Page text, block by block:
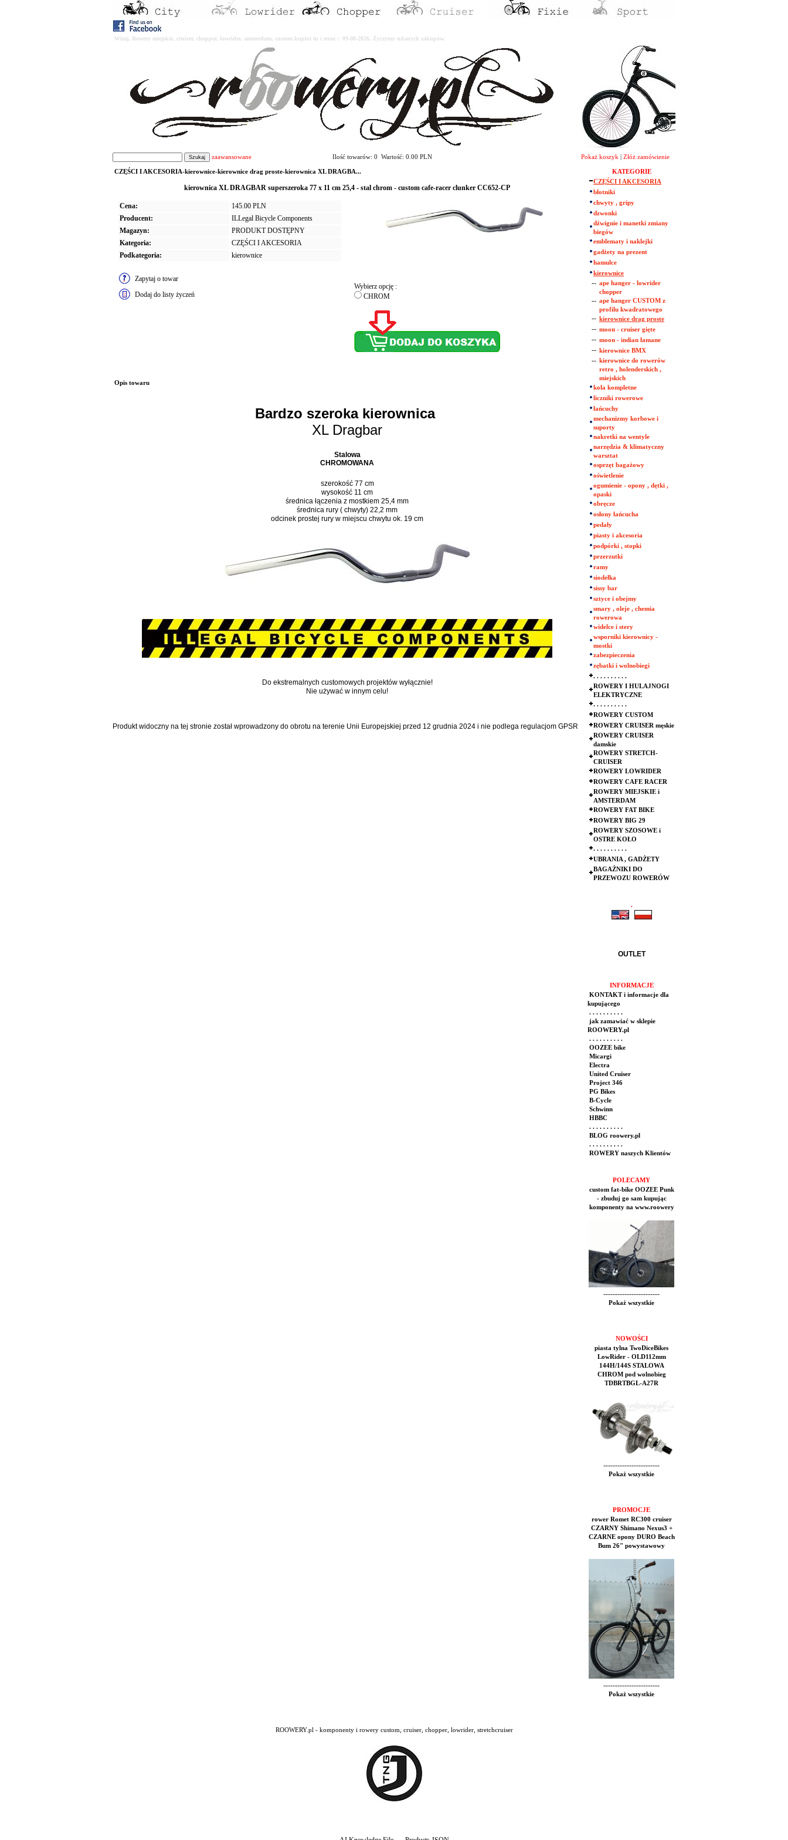
Witaj. Rowery miejskie, cruiser, chopper, lowrider, amsterdam, custom kupisz tu i teraz : 09-08-2026. Życzymy udanych zakupów.
zaawansowane Ilość towarów: 0 Wartość: 0.00 PLN Pokaż koszyk Złóż zamówienie
CZĘŚCI I AKCESORIA-kierownice-kierownice drag proste-kierownica XL DRAGBA...
kierownica XL DRAGBAR superszeroka 77 x 11 cm 25,4 - stal chrom - custom cafe-racer clunker CC652-CP
Cena:
145.00 PLN
Producent:
ILLegal Bicycle Components
Magazyn:
PRODUKT DOSTĘPNY
Kategoria:
CZĘŚCI I AKCESORIA
Podkategoria:
kierownice
Zapytaj o towar
Dodaj do listy życzeń
Wybierz opcję :
CHROM
Opis towaru
Bardzo szeroka kierownica
XL Dragbar
Stalowa
CHROMOWANA
szerokość 77 cm
wysokość 11 cm
średnica łączenia z mostkiem 25,4 mm
średnica rury ( chwyty) 22,2 mm
odcinek prostej rury w miejscu chwytu ok. 19 cm
Do ekstremalnych customowych projektów wyłącznie!
Nie używać w innym celu!
Produkt widoczny na tej stronie został wprowadzony do obrotu na terenie Unii Europejskiej przed 12 grudnia 2024 i nie podlega regulacjom GPSR
KATEGORIE
CZĘŚCI I AKCESORIA
błotniki
chwyty , gripy
dzwonki
dźwignie i manetki zmiany
biegów
emblematy i naklejki
gadżety na prezent
hamulce
kierownice
-- ape hanger - lowrider
chopper
-- ape hanger CUSTOM z
profilu kwadratowego
-- kierownice drag proste
-- moon - cruiser gięte
-- moon - indian łamane
-- kierownice BMX
-- kierownice do rowerów
retro , holenderskich ,
miejskich
koła kompletne
liczniki rowerowe
łańcuchy
mechanizmy korbowe i
suporty
nakretki na wentyle
narzędzia & klimatyczny
warsztat
osprzęt bagażowy
oświetlenie
ogumienie - opony , dętki ,
opaski
obręcze
osłony łańcucha
pedały
piasty i akcesoria
podpórki , stopki
przerzutki
ramy
siodełka
sissy bar
sztyce i obejmy
smary , oleje , chemia
rowerowa
widelce i stery
wsporniki kierownicy -
mostki
zabezpieczenia
zębatki i wolnobiegi
. . . . . . . . . .
ROWERY I HULAJNOGI
ELEKTRYCZNE
. . . . . . . . . .
ROWERY CUSTOM
ROWERY CRUISER męskie
ROWERY CRUISER
damskie
ROWERY STRETCH-
CRUISER
ROWERY LOWRIDER
ROWERY CAFE RACER
ROWERY MIEJSKIE i
AMSTERDAM
ROWERY FAT BIKE
ROWERY BIG 29
ROWERY SZOSOWE i
OSTRE KOŁO
. . . . . . . . . .
UBRANIA , GADŻETY
BAGAŻNIKI DO
PRZEWOZU ROWERÓW
.
OUTLET
INFORMACJE
KONTAKT i informacje dla
kupującego
. . . . . . . . . .
jak zamawiać w sklepie
ROOWERY.pl
. . . . . . . . . .
OOZEE bike
Micargi
Electra
United Cruiser
Project 346
PG Bikes
B-Cycle
Schwinn
HBBC
. . . . . . . . . .
BLOG roowery.pl
. . . . . . . . . .
ROWERY naszych Klientów
POLECAMY
custom fat-bike OOZEE Punk
- zbuduj go sam kupując
komponenty na www.roowery
------------------------
Pokaż wszystkie
NOWOŚCI
piasta tylna TwoDiceBikes
LowRider - OLD112mm
144H/144S STALOWA
CHROM pod wolnobieg
TDBRTBGL-A27R
------------------------
Pokaż wszystkie
PROMOCJE
rower Romet RC300 cruiser
CZARNY Shimano Nexus3 +
CZARNE opony DURO Beach
Bum 26" powystawowy
------------------------
Pokaż wszystkie
ROOWERY.pl - komponenty i rowery custom, cruiser, chopper, lowrider, stretchcruiser